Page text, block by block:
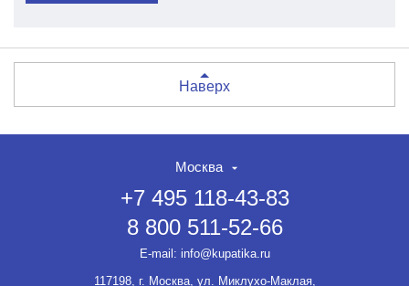
Наверх
Москва
+7 495 118-43-83
8 800 511-52-66
E-mail: info@kupatika.ru
117198, г. Москва, ул. Миклухо-Маклая,